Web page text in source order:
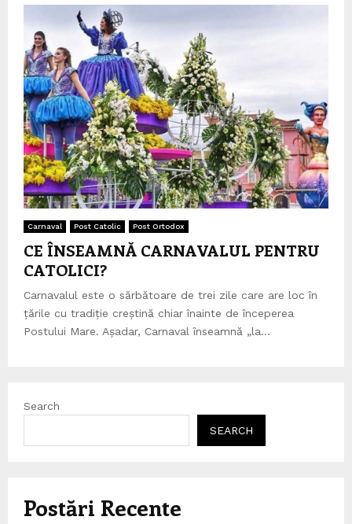
Carnaval Post Catolic Post Ortodox
CE ÎNSEAMNĂ CARNAVALUL PENTRU
CATOLICI?
Carnavalul este o sărbătoare de trei zile care are loc în
țările cu tradiție creștină chiar înainte de începerea
Postului Mare. Așadar, Carnaval înseamnă „la...
Search
SEARCH
Postări Recente